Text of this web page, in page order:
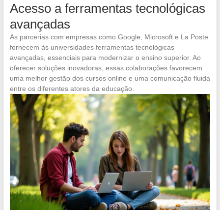
Acesso a ferramentas tecnológicas
avançadas
As parcerias com empresas como Google, Microsoft e La Poste
fornecem às universidades ferramentas tecnológicas
avançadas, essenciais para modernizar o ensino superior. Ao
oferecer soluções inovadoras, essas colaborações favorecem
uma melhor gestão dos cursos online e uma comunicação fluida
entre os diferentes atores da educação.